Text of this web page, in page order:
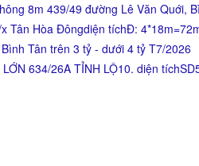
8m 439/49 đường Lê Văn Quới,
Tân Hòa Đôngdiện tíchĐ:
Tân trên 3 tỷ - dưới 4 tỷ T7/2026
LỚN 634/26A TỈNH LỘ10. diện